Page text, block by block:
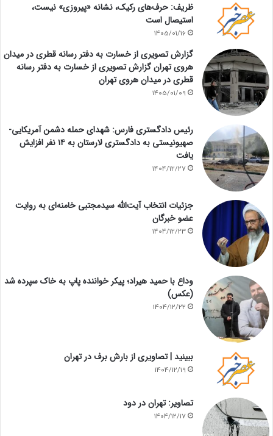
ظریف: حرف‌های رکیک، نشانه «پیروزی» نیست،
استیصال است
1405/01/16
گزارش تصویری از خسارت به دفتر رسانه قطری در میدان
هروی تهران گزارش تصویری از خسارت به دفتر رسانه
قطری در میدان هروی تهران
1405/01/09
رئیس دادگستری فارس: شهدای حمله دشمن آمریکایی-
صهیونیستی به دادگستری لارستان به ۱۴ نفر افزایش
یافت
1404/12/27
جزئیات انتخاب آیت‌الله سیدمجتبی خامنه‌ای به روایت
عضو خبرگان
1404/12/23
وداع با حمید هیراد؛ پیکر خواننده پاپ به خاک سپرده شد
(عکس)
1404/12/22
ببینید | تصاویری از بارش برف در تهران
1404/12/19
تصاویر: تهران در دود
1404/12/17